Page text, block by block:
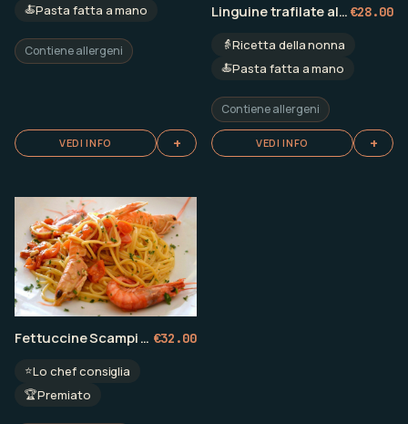
🍝Pasta fatta a mano
Contiene allergeni
VEDI INFO +
Linguine trafilate al bronzo allo Scoglio €28.00
👵Ricetta della nonna
🍝Pasta fatta a mano
Contiene allergeni
VEDI INFO +
Fettuccine Scampi e Datterini €32.00
⭐Lo chef consiglia
🏆Premiato